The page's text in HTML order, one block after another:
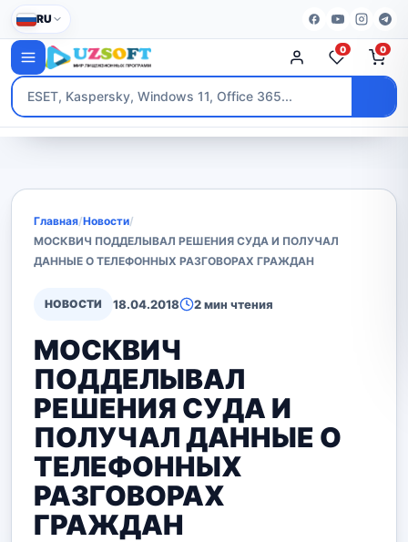
RU
0 0
Главная/Новости/
МОСКВИЧ ПОДДЕЛЫВАЛ РЕШЕНИЯ СУДА И ПОЛУЧАЛ
ДАННЫЕ О ТЕЛЕФОННЫХ РАЗГОВОРАХ ГРАЖДАН
НОВОСТИ 18.04.2018 2 мин чтения
МОСКВИЧ
ПОДДЕЛЫВАЛ
РЕШЕНИЯ СУДА И
ПОЛУЧАЛ ДАННЫЕ О
ТЕЛЕФОННЫХ
РАЗГОВОРАХ
ГРАЖДАН